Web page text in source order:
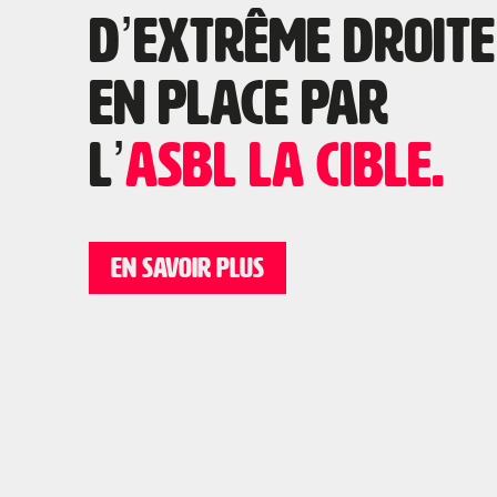
d’extrême
en place par
l’ASBL La Cible.
EN SAVOIR PLUS